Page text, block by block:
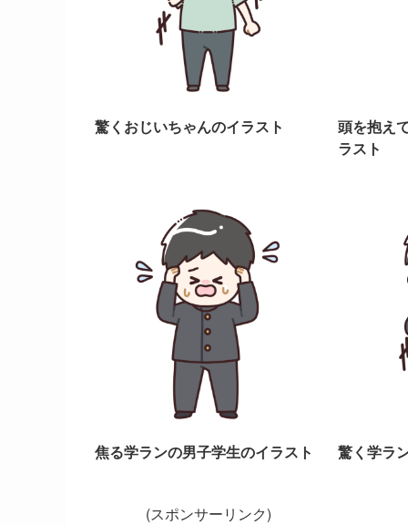
驚くおじいちゃんのイラスト
頭を抱え
ラスト
焦る学ランの男子学生のイラスト 驚く学ラ
(スポンサーリンク)